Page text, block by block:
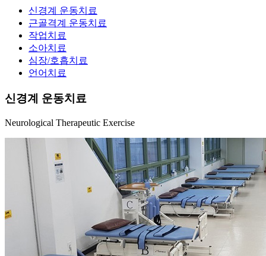
신경계 운동치료
근골격계 운동치료
작업치료
소아치료
심장/호흡치료
언어치료
신경계 운동치료
Neurological Therapeutic Exercise